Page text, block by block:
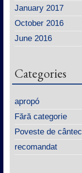
January 2017
October 2016
June 2016
Categories
apropó
Fără categorie
Poveste de cântec
recomandat